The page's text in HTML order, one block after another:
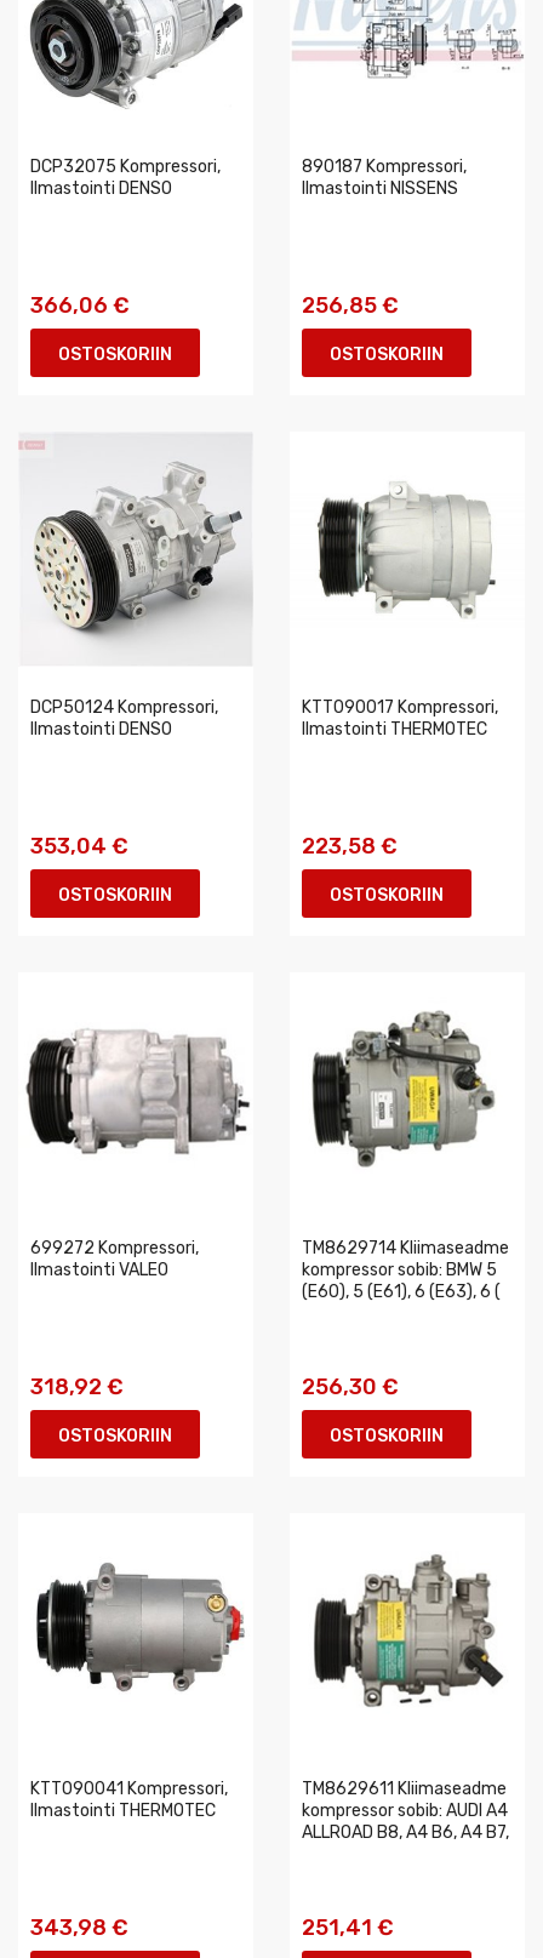
DCP32075 Kompressori,
Ilmastointi DENSO
366,06 €
OSTOSKORIIN
890187 Kompressori,
Ilmastointi NISSENS
256,85 €
OSTOSKORIIN
DCP50124 Kompressori,
Ilmastointi DENSO
353,04 €
OSTOSKORIIN
KTT090017 Kompressori,
Ilmastointi THERMOTEC
223,58 €
OSTOSKORIIN
699272 Kompressori,
Ilmastointi VALEO
318,92 €
OSTOSKORIIN
TM8629714 Kliimaseadme
kompressor sobib: BMW 5
(E60), 5 (E61), 6 (E63), 6 (
256,30 €
OSTOSKORIIN
KTT090041 Kompressori,
Ilmastointi THERMOTEC
343,98 €
TM8629611 Kliimaseadme
kompressor sobib: AUDI A4
ALLROAD B8, A4 B6, A4 B7,
251,41 €